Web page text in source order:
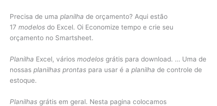
Precisa de uma planilha de orçamento? Aqui estão
17 modelos do Excel. Oi Economize tempo e crie seu
orçamento no Smartsheet.
Planilha Excel, vários modelos grátis para download. … Uma de
nossas planilhas prontas para usar é a planilha de controle de
estoque.
Planilhas grátis em geral. Nesta pagina colocamos